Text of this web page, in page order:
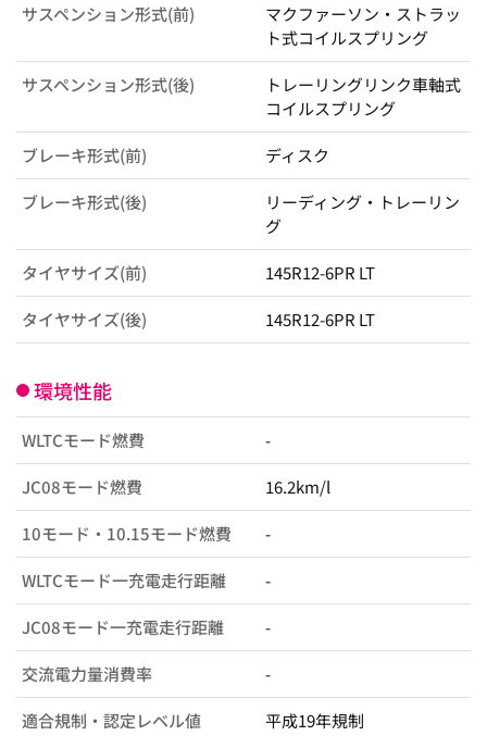
サスペンション形式(前)
マクファーソン・ストラッ
ト式コイルスプリング
サスペンション形式(後)
トレーリングリンク車軸式
コイルスプリング
ブレーキ形式(前) ディスク
ブレーキ形式(後)
リーディング・トレーリン
グ
タイヤサイズ(前) 145R12-6PR LT
タイヤサイズ(後) 145R12-6PR LT
環境性能
WLTCモード燃費 -
JC08モード燃費 16.2km/l
10モード・10.15モード燃費 -
WLTCモード一充電走行距離 -
JC08モード一充電走行距離 -
交流電力量消費率 -
適合規制・認定レベル値 平成19年規制